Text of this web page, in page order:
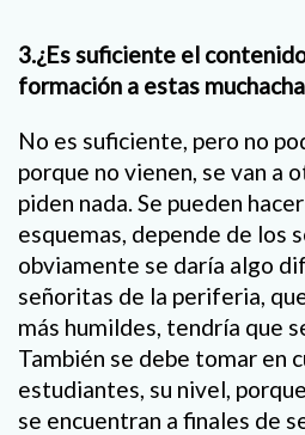
3.¿Es suficiente el
formación a estas
No es suficiente, pero no
porque no vienen, se van a
piden nada. Se pueden
esquemas, depende de los
obviamente se daría algo
señoritas de la periferia,
más humildes, tendría que
También se debe tomar en
estudiantes, su nivel,
se encuentran a finales de